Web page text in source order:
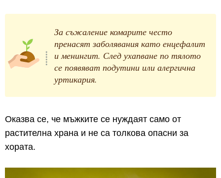
За съжаление комарите често
пренасят заболявания като енцефалит
и менингит. След ухапване по тялото
се появяват подутини или алергична
уртикария.
Оказва се, че мъжките се нуждаят само от
растителна храна и не са толкова опасни за
хората.